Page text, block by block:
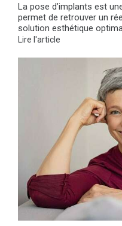
La pose d’implants est
permet de retrouver un
solution esthétique
Lire l'article